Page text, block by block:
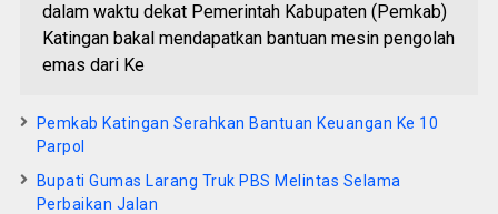
dalam waktu dekat Pemerintah Kabupaten (Pemkab)
Katingan bakal mendapatkan bantuan mesin pengolah
emas dari Ke
Pemkab Katingan Serahkan Bantuan Keuangan Ke 10
Parpol
Bupati Gumas Larang Truk PBS Melintas Selama
Perbaikan Jalan